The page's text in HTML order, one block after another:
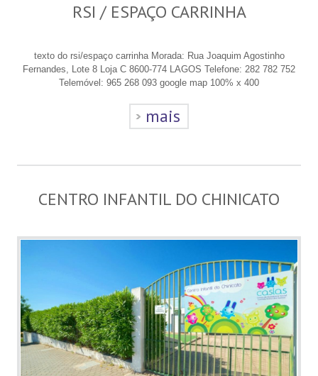
RSI / ESPAÇO CARRINHA
texto do rsi/espaço carrinha Morada: Rua Joaquim Agostinho
Fernandes, Lote 8 Loja C 8600-774 LAGOS Telefone: 282 782 752
Telemóvel: 965 268 093 google map 100% x 400
mais
CENTRO INFANTIL DO CHINICATO